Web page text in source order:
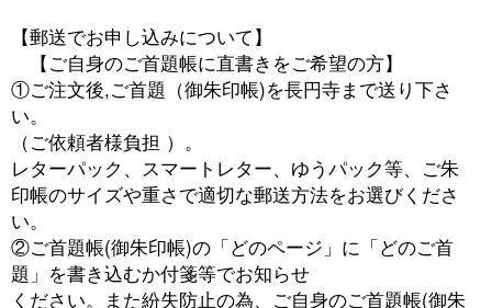
【郵送でお申し込みについて】
【ご自身のご首題帳に直書きをご希望の方】
①ご注文後,ご首題（御朱印帳)を長円寺まで送り下さ
い。
（ご依頼者様負担 ）。
レターパック、スマートレター、ゆうパック等、ご朱
印帳のサイズや重さで適切な郵送方法をお選びくださ
い。
②ご首題帳(御朱印帳)の「どのページ」に「どのご首
題」を書き込むか付箋等でお知らせ
ください。また紛失防止の為、ご自身のご首題帳(御朱